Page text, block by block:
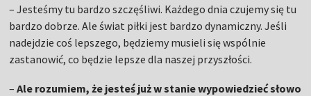
– Jesteśmy tu bardzo szczęśliwi. Każdego dnia czujemy się tu
bardzo dobrze. Ale świat piłki jest bardzo dynamiczny. Jeśli
nadejdzie coś lepszego, będziemy musieli się wspólnie
zastanowić, co będzie lepsze dla naszej przyszłości.
–Ale rozumiem, że jesteś już w stanie wypowiedzieć słowo